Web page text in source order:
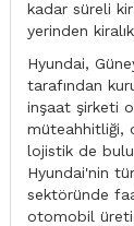
kadar süreli
yerinden
Hyundai,
tarafından
inşaat şirketi
müteahhitliği,
lojistik de
Hyundai'nin
sektöründe
otomobil